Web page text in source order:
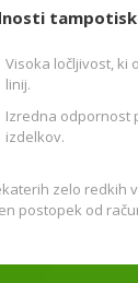
Visoka ločljivost, ki
linij.
Izredna odpornost
izdelkov.
zelo redkih
postopek od